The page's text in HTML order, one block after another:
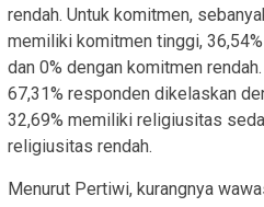
rendah. Untuk komitmen,
memiliki komitmen tinggi,
dan 0% dengan komitmen
67,31% responden dikelaskan
32,69% memiliki religiusitas
religiusitas rendah.
Menurut Pertiwi, kurangnya